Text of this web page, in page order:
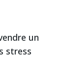
un
stress